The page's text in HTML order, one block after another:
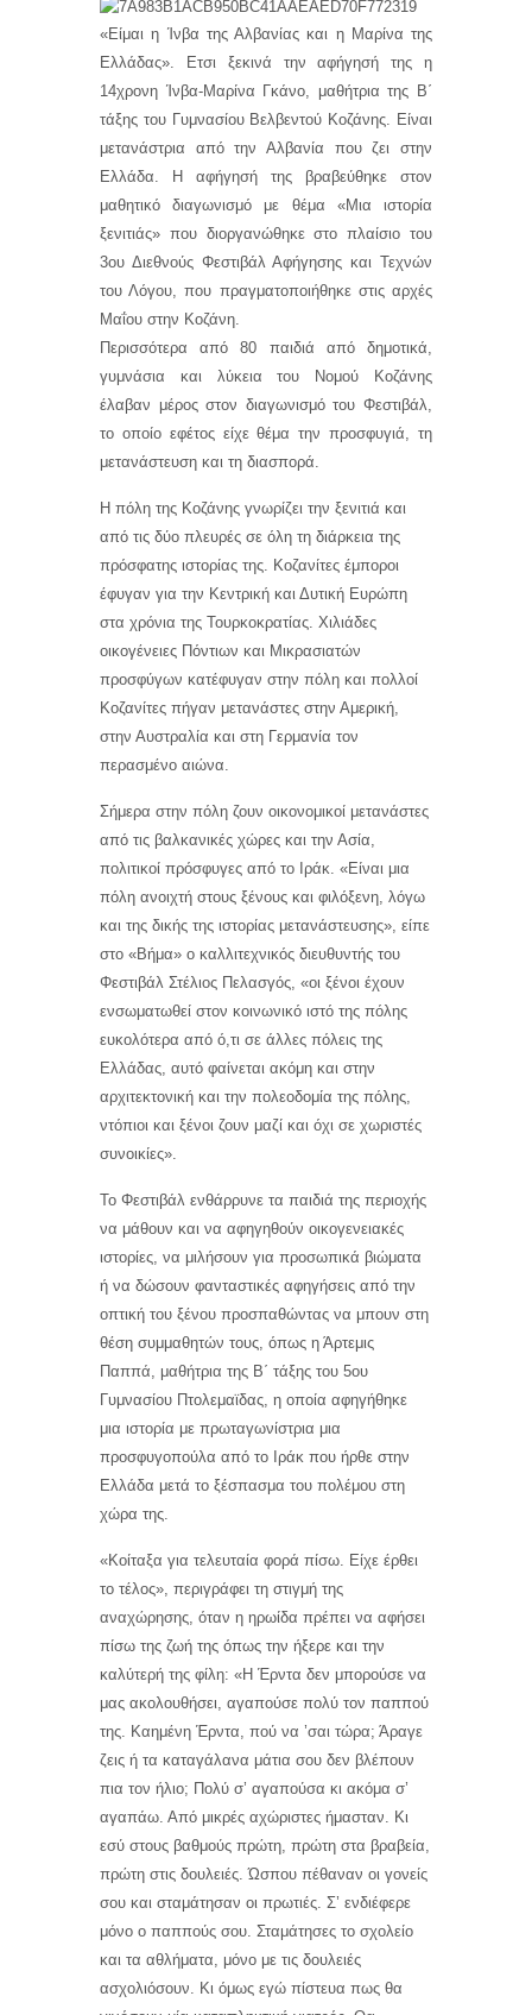
«Είμαι η Ίνβα της Αλβανίας και η Μαρίνα της
Ελλάδας». Ετσι ξεκινά την αφήγησή της η
14χρονη Ίνβα-Μαρίνα Γκάνο, μαθήτρια της Β΄
τάξης του Γυμνασίου Βελβεντού Κοζάνης. Είναι
μετανάστρια από την Αλβανία που ζει στην
Ελλάδα. Η αφήγησή της βραβεύθηκε στον
μαθητικό διαγωνισμό με θέμα «Μια ιστορία
ξενιτιάς» που διοργανώθηκε στο πλαίσιο του
3ου Διεθνούς Φεστιβάλ Αφήγησης και Τεχνών
του Λόγου, που πραγματοποιήθηκε στις αρχές
Μαΐου στην Κοζάνη.
Περισσότερα από 80 παιδιά από δημοτικά,
γυμνάσια και λύκεια του Νομού Κοζάνης
έλαβαν μέρος στον διαγωνισμό του Φεστιβάλ,
το οποίο εφέτος είχε θέμα την προσφυγιά, τη
μετανάστευση και τη διασπορά.
Η πόλη της Κοζάνης γνωρίζει την ξενιτιά και
από τις δύο πλευρές σε όλη τη διάρκεια της
πρόσφατης ιστορίας της. Κοζανίτες έμποροι
έφυγαν για την Κεντρική και Δυτική Ευρώπη
στα χρόνια της Τουρκοκρατίας. Χιλιάδες
οικογένειες Πόντιων και Μικρασιατών
προσφύγων κατέφυγαν στην πόλη και πολλοί
Κοζανίτες πήγαν μετανάστες στην Αμερική,
στην Αυστραλία και στη Γερμανία τον
περασμένο αιώνα.
Σήμερα στην πόλη ζουν οικονομικοί μετανάστες
από τις βαλκανικές χώρες και την Ασία,
πολιτικοί πρόσφυγες από το Ιράκ. «Είναι μια
πόλη ανοιχτή στους ξένους και φιλόξενη, λόγω
και της δικής της ιστορίας μετανάστευσης», είπε
στο «Βήμα» ο καλλιτεχνικός διευθυντής του
Φεστιβάλ Στέλιος Πελασγός, «οι ξένοι έχουν
ενσωματωθεί στον κοινωνικό ιστό της πόλης
ευκολότερα από ό,τι σε άλλες πόλεις της
Ελλάδας, αυτό φαίνεται ακόμη και στην
αρχιτεκτονική και την πολεοδομία της πόλης,
ντόπιοι και ξένοι ζουν μαζί και όχι σε χωριστές
συνοικίες».
Το Φεστιβάλ ενθάρρυνε τα παιδιά της περιοχής
να μάθουν και να αφηγηθούν οικογενειακές
ιστορίες, να μιλήσουν για προσωπικά βιώματα
ή να δώσουν φανταστικές αφηγήσεις από την
οπτική του ξένου προσπαθώντας να μπουν στη
θέση συμμαθητών τους, όπως η Άρτεμις
Παππά, μαθήτρια της Β΄ τάξης του 5ου
Γυμνασίου Πτολεμαϊδας, η οποία αφηγήθηκε
μια ιστορία με πρωταγωνίστρια μια
προσφυγοπούλα από το Ιράκ που ήρθε στην
Ελλάδα μετά το ξέσπασμα του πολέμου στη
χώρα της.
«Κοίταξα για τελευταία φορά πίσω. Είχε έρθει
το τέλος», περιγράφει τη στιγμή της
αναχώρησης, όταν η ηρωίδα πρέπει να αφήσει
πίσω της ζωή της όπως την ήξερε και την
καλύτερή της φίλη: «Η Έρντα δεν μπορούσε να
μας ακολουθήσει, αγαπούσε πολύ τον παππού
της. Καημένη Έρντα, πού να ’σαι τώρα; Άραγε
ζεις ή τα καταγάλανα μάτια σου δεν βλέπουν
πια τον ήλιο; Πολύ σ’ αγαπούσα κι ακόμα σ’
αγαπάω. Από μικρές αχώριστες ήμασταν. Κι
εσύ στους βαθμούς πρώτη, πρώτη στα βραβεία,
πρώτη στις δουλειές. Ώσπου πέθαναν οι γονείς
σου και σταμάτησαν οι πρωτιές. Σ’ ενδιέφερε
μόνο ο παππούς σου. Σταμάτησες το σχολείο
και τα αθλήματα, μόνο με τις δουλειές
ασχολιόσουν. Κι όμως εγώ πίστευα πως θα